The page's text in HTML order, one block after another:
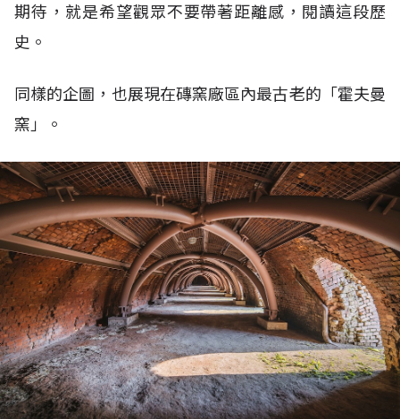
期待，就是希望觀眾不要帶著距離感，閱讀這段歷
史。
同樣的企圖，也展現在磚窯廠區內最古老的「霍夫曼
窯」。